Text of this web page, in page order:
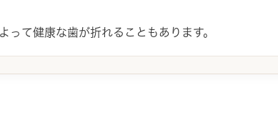
って健康な歯が折れることもあります。